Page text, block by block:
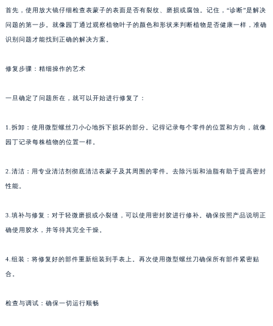
首先，使用放大镜仔细检查表蒙子的表面是否有裂纹、磨损或腐蚀。记住，“诊断”是解决
问题的第一步。就像园丁通过观察植物叶子的颜色和形状来判断植物是否健康一样，准确
识别问题才能找到正确的解决方案。
修复步骤：精细操作的艺术
一旦确定了问题所在，就可以开始进行修复了：
1.拆卸：使用微型螺丝刀小心地拆下损坏的部分。记得记录每个零件的位置和方向，就像
园丁记录每株植物的位置一样。
2.清洁：用专业清洁剂彻底清洁表蒙子及其周围的零件。去除污垢和油脂有助于提高密封
性能。
3.填补与修复：对于轻微磨损或小裂缝，可以使用密封胶进行修补。确保按照产品说明正
确使用胶水，并等待其完全干燥。
4.组装：将修复好的部件重新组装到手表上。再次使用微型螺丝刀确保所有部件紧密贴
合。
检查与调试：确保一切运行顺畅